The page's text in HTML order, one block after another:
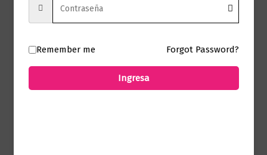
Productos relacionados
Remember me Forgot Password?
Ingresa